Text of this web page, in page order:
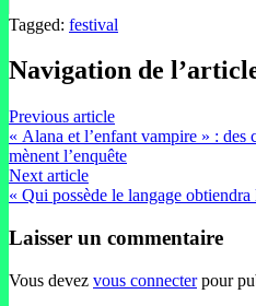
Tagged: festival
Navigation de
Previous article
« Alana et l’enfant vampire » : des
mènent l’enquête
Next article
« Qui possède le langage
Laisser un commentaire
Vous devez vous connecterpour